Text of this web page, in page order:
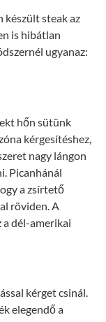
készült steak az
is hibátlan
ugyanaz:
hőn sütünk
kérgesítéshez,
nagy lángon
Picanhánál
a zsírtető
röviden. A
dél-amerikai
kérget csinál.
elegendő a